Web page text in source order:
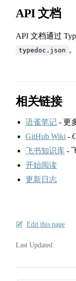
API 文档
API 文档通过
typedoc.json 。
相关链接
语雀笔记 - 更
GitHub Wiki -
飞书知识库 -
开始阅读
更新日志
Edit this page
Last Updated: